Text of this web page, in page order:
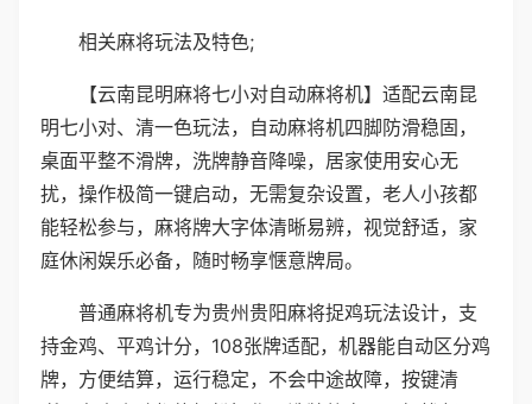
相关麻将玩法及特色;
【云南昆明麻将七小对自动麻将机】适配云南昆
明七小对、清一色玩法，自动麻将机四脚防滑稳固，
桌面平整不滑牌，洗牌静音降噪，居家使用安心无
扰，操作极简一键启动，无需复杂设置，老人小孩都
能轻松参与，麻将牌大字体清晰易辨，视觉舒适，家
庭休闲娱乐必备，随时畅享惬意牌局。
普通麻将机专为贵州贵阳麻将捉鸡玩法设计，支
持金鸡、平鸡计分，108张牌适配，机器能自动区分鸡
牌，方便结算，运行稳定，不会中途故障，按键清